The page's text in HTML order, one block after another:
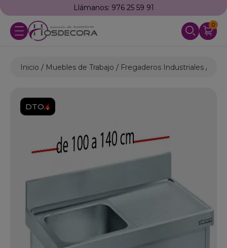
Llámanos: 976 25 59 91
0
Inicio Muebles de Trabajo Fregaderos Industriales
DTO.